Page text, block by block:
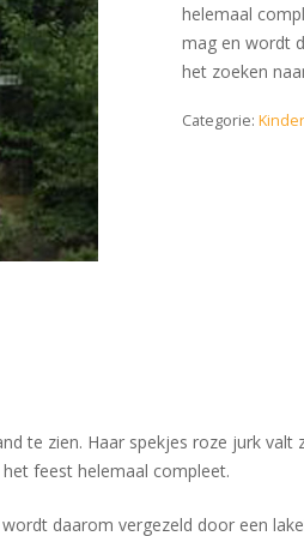
helemaal
mag en wordt
het zoeken
Categorie:
te zien. Haar spekjes roze jurk
feest helemaal compleet.
daarom vergezeld door een